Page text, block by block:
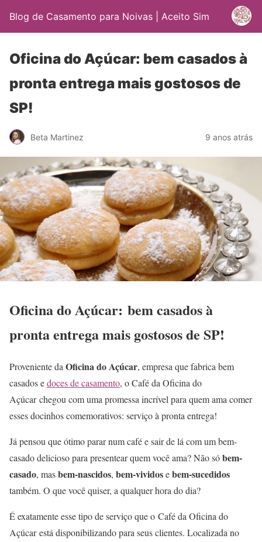
Blog de Casamento para Noivas | Aceito Sim
Oficina do Açúcar: bem casados à
pronta entrega mais gostosos de
SP!
Beta Martinez 9 anos atrás
Oficina do Açúcar: bem casados à
pronta entrega mais gostosos de SP!
Proveniente da Oficina do Açúcar, empresa que fabrica bem
casados edoces de casamento, o Café da Oficina do
Açúcar chegou com uma promessa incrível para quem ama comer
esses docinhos comemorativos: serviço à pronta entrega!
Já pensou que ótimo parar num café e sair de lá com um bem-
casado delicioso para presentear quem você ama? Não sóbem-
casado, masbem-nascidos, bem-vividosebem-sucedidos
também. O que você quiser, a qualquer hora do dia?
É exatamente esse tipo de serviço que o Café da Oficina do
Açúcar está disponibilizando para seus clientes. Localizada no